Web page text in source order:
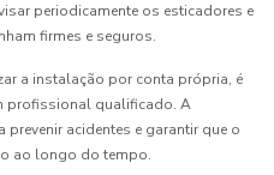
periodicamente os esticadores e
firmes e seguros.
a instalação por conta própria, é
profissional qualificado. A
acidentes e garantir que o
ao longo do tempo.